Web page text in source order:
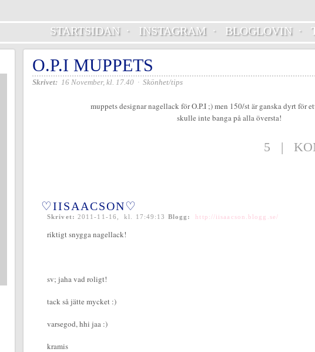
STARTSIDAN· INSTAGRAM· BLOGLOVIN·
O.P.I MUPPETS
Skrivet: 16 November, kl. 17.40 · Skönhet/tips
muppets designar nagellack för O.P.I ;) men 150/st är ganska dyrt för
skulle inte banga på alla översta!
5 |
♡IISAACSON♡
Skrivet: 2011-11-16, kl. 17:49:13 Blogg: http://iisaacson.blogg.se/
riktigt snygga nagellack!
sv; jaha vad roligt!
tack så jätte mycket :)
varsegod, hhi jaa :)
kramis